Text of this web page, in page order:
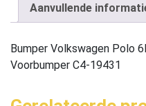
Aanvullende
Bumper Volkswagen Polo
Voorbumper C4-19431